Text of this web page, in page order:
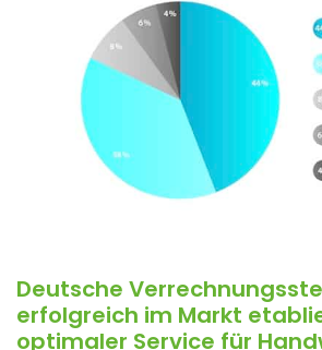
Deutsche
erfolgreich im Markt
optimaler Service für